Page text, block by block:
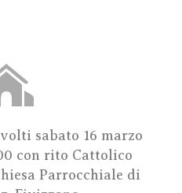
sabato 16 marzo
con rito Cattolico
Parrocchiale di